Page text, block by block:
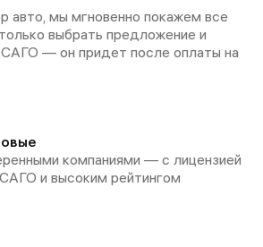
авто, мы мгновенно покажем все
выбрать предложение и
— он придет после оплаты на
компаниями — с лицензией
и высоким рейтингом